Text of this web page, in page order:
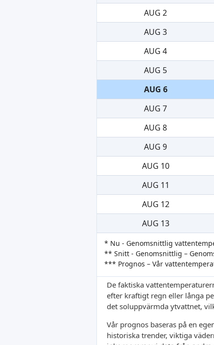
AUG 2
AUG 3
AUG 4
AUG 5
AUG 6
AUG 7
AUG 8
AUG 9
AUG 10
AUG 11
AUG 12
AUG 13
* Nu - Genomsnittlig
** Snitt - Genomsnittlig –
*** Prognos – Vår
De faktiska
efter kraftigt regn eller långa
det soluppvärmda ytvattnet,
Vår prognos baseras på en
historiska trender, viktiga